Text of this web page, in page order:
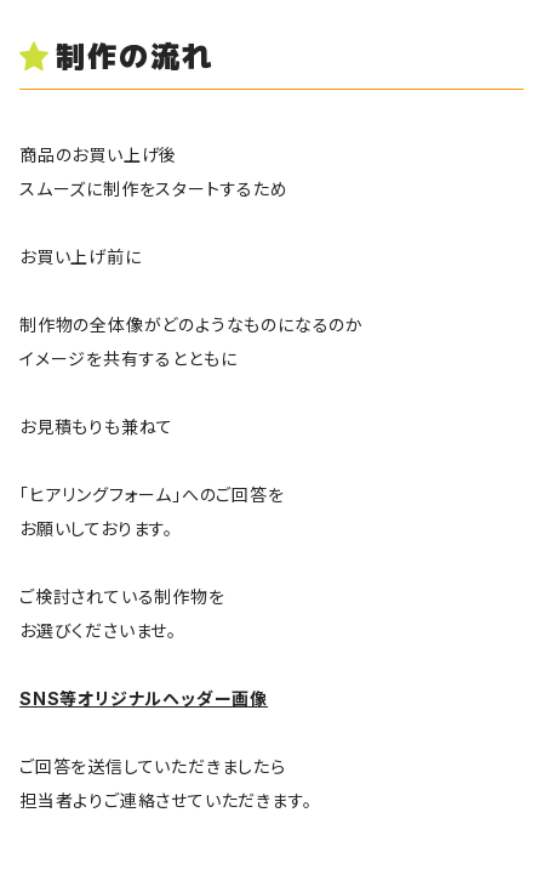
制作の流れ
商品のお買い上げ後
スムーズに制作をスタートするため
お買い上げ前に
制作物の全体像がどのようなものになるのか
イメージを共有するとともに
お見積もりも兼ねて
「ヒアリングフォーム」へのご回答を
お願いしております。
ご検討されている制作物を
お選びくださいませ。
SNS等オリジナルヘッダー画像
ご回答を送信していただきましたら
担当者よりご連絡させていただきます。